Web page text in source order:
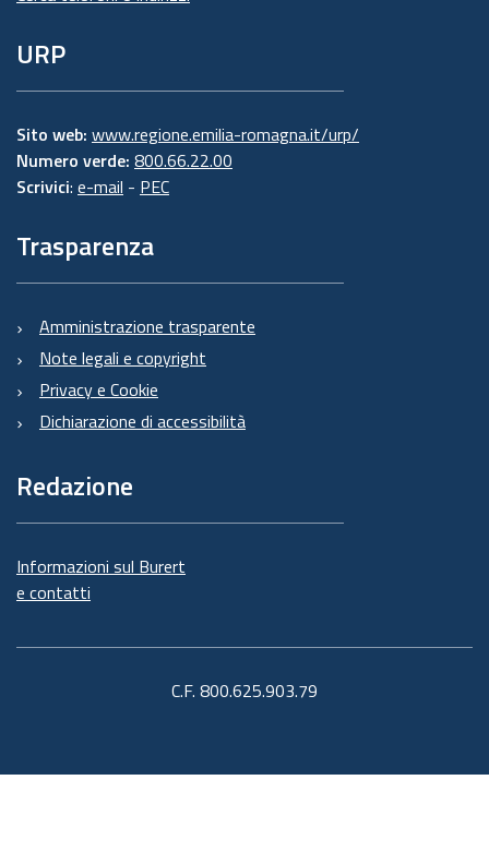
URP
Sito web: www.regione.emilia-romagna.it/urp/
Numero verde: 800.66.22.00
Scrivici: e-mail - PEC
Trasparenza
Amministrazione trasparente
Note legali e copyright
Privacy e Cookie
Dichiarazione di accessibilità
Redazione
Informazioni sul Burert
e contatti
C.F. 800.625.903.79